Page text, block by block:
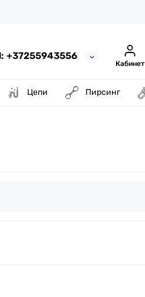
+37255943556
Кабинет
Цепи Пирсинг